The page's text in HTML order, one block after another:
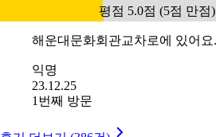
평점 5.0점 (5점 만점)
해운대문화회관교차로에 있어
익명
23.12.25
1번째 방문